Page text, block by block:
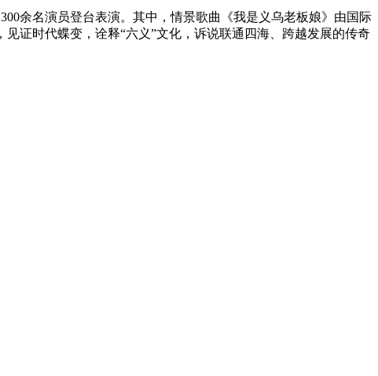
余名演员登台表演。其中，情景歌曲《我是义乌老板娘》由国际
证时代蝶变，诠释“六义”文化，诉说联通四海、跨越发展的传奇